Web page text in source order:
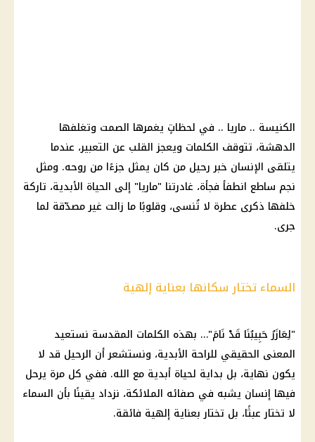
الكنيسة .. ماريا .. في لحظاتٍ يغمرها الصمت وتغلفها
الدهشة، تتوقف الكلمات ويعجز القلب عن التعبير، عندما
يتلقى الإنسان خبر رحيل من كان يمثل جزءًا من روحه. ومثل
نجم ساطع انطفأ فجأة، غادرتنا "ماريا" إلى الحياة الأبدية، تاركة
خلفها ذكرى عطرة لا تُنسى، وقلوبًا ما زالت غير مصدّقة لما
جرى.
السماء تختار سكانها بعناية إلهية
"لِعَازَرُ حَبِيبُنَا قَدْ نَامَ"… بهذه الكلمات المقدسة نستعيد
المعنى الحقيقي للراحة الأبدية، ونستشعر أن الرحيل قد لا
يكون نهاية، بل بداية لحياة أبدية مع الله. ففي كل مرة يرحل
فيها إنسان يشبه في صفائه الملائكة، نزداد يقينًا بأن السماء
لا تختار عبثًا، بل تختار بعناية إلهية فائقة.